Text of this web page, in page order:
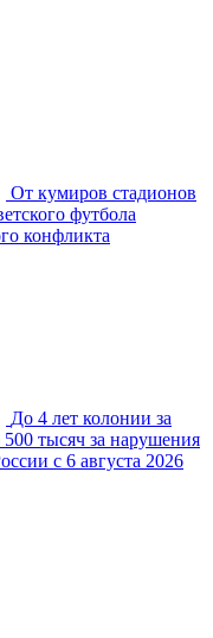
От кумиров стадионов
футбола
конфликта
До 4 лет колонии за
тысяч за нарушения
с 6 августа 2026